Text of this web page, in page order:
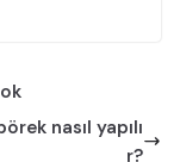
nasıl yapılı
r?